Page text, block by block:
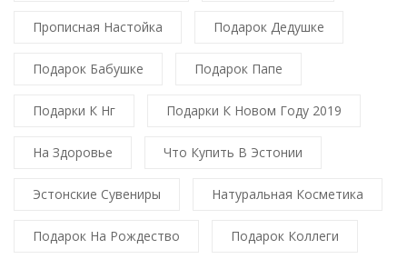
Прописная Настойка Подарок Дедушке
Подарок Бабушке Подарок Папе
Подарки К Нг Подарки К Новом Году 2019
На Здоровье Что Купить В Эстонии
Эстонские Сувениры Натуральная Косметика
Подарок На Рождество Подарок Коллеги